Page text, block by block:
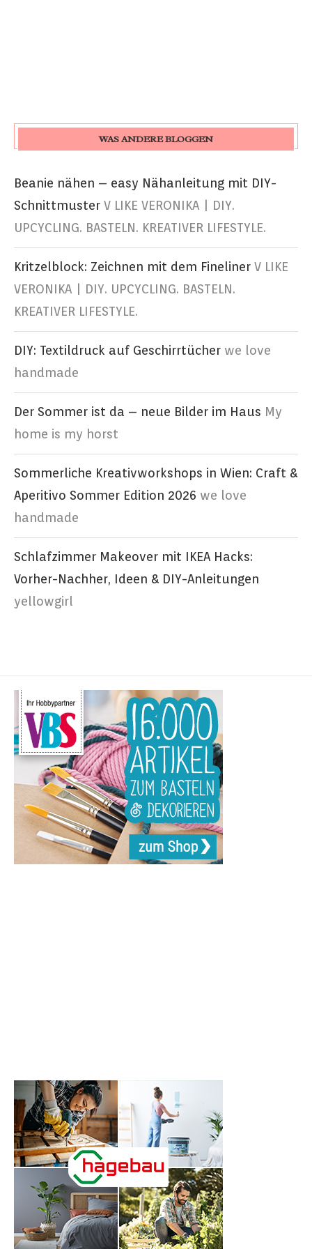
WAS ANDERE BLOGGEN
Beanie nähen – easy Nähanleitung mit DIY-
Schnittmuster V LIKE VERONIKA | DIY.
UPCYCLING. BASTELN. KREATIVER LIFESTYLE.
Kritzelblock: Zeichnen mit dem Fineliner V LIKE
VERONIKA | DIY. UPCYCLING. BASTELN.
KREATIVER LIFESTYLE.
DIY: Textildruck auf Geschirrtücher we love
handmade
Der Sommer ist da – neue Bilder im Haus My
home is my horst
Sommerliche Kreativworkshops in Wien: Craft &
Aperitivo Sommer Edition 2026 we love
handmade
Schlafzimmer Makeover mit IKEA Hacks:
Vorher-Nachher, Ideen & DIY-Anleitungen
yellowgirl